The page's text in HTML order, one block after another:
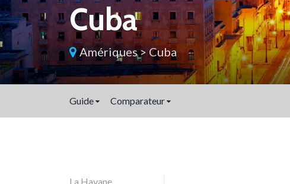
Cuba
Amériques> Cuba
Guide Comparateur
La Havane